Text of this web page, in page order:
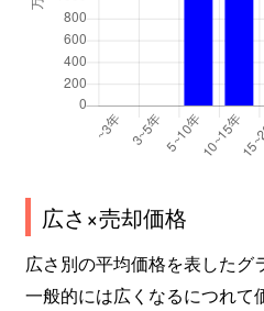
広さ×売却価格
広さ別の平均価格を表したグ
一般的には広くなるにつれて